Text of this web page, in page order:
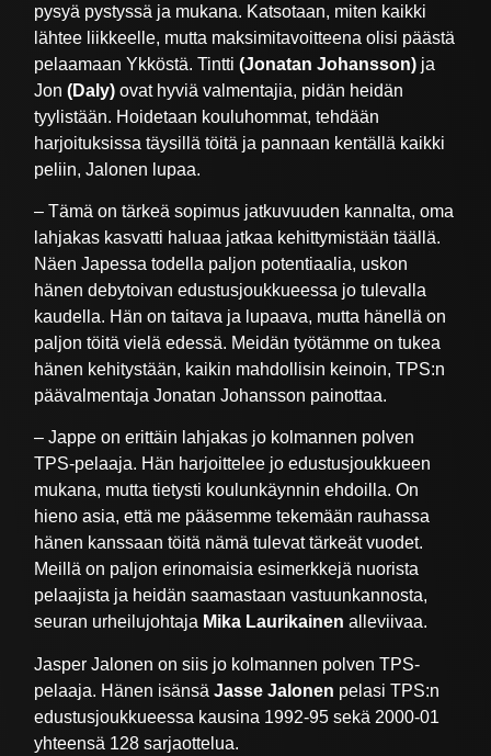
pysyä pystyssä ja mukana. Katsotaan, miten kaikki
lähtee liikkeelle, mutta maksimitavoitteena olisi päästä
pelaamaan Ykköstä. Tintti(Jonatan Johansson) ja
Jon(Daly) ovat hyviä valmentajia, pidän heidän
tyylistään. Hoidetaan kouluhommat, tehdään
harjoituksissa täysillä töitä ja pannaan kentällä kaikki
peliin, Jalonen lupaa.
– Tämä on tärkeä sopimus jatkuvuuden kannalta, oma
lahjakas kasvatti haluaa jatkaa kehittymistään täällä.
Näen Japessa todella paljon potentiaalia, uskon
hänen debytoivan edustusjoukkueessa jo tulevalla
kaudella. Hän on taitava ja lupaava, mutta hänellä on
paljon töitä vielä edessä. Meidän työtämme on tukea
hänen kehitystään, kaikin mahdollisin keinoin, TPS:n
päävalmentaja Jonatan Johansson painottaa.
– Jappe on erittäin lahjakas jo kolmannen polven
TPS-pelaaja. Hän harjoittelee jo edustusjoukkueen
mukana, mutta tietysti koulunkäynnin ehdoilla. On
hieno asia, että me pääsemme tekemään rauhassa
hänen kanssaan töitä nämä tulevat tärkeät vuodet.
Meillä on paljon erinomaisia esimerkkejä nuorista
pelaajista ja heidän saamastaan vastuunkannosta,
seuran urheilujohtaja Mika Laurikainen alleviivaa.
Jasper Jalonen on siis jo kolmannen polven TPS-
pelaaja. Hänen isänsäJasse Jalonen pelasi TPS:n
edustusjoukkueessa kausina 1992-95 sekä 2000-01
yhteensä 128 sarjaottelua.